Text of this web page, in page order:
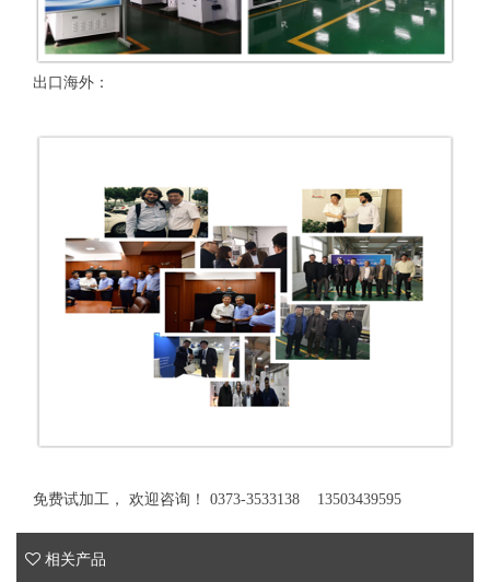
出口海外：
免费试加工， 欢迎咨询！ 0373-3533138 13503439595
相关产品